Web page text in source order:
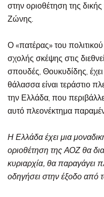
στην οριοθέτηση της
Ζώνης.
Ο «πατέρας» του
σχολής σκέψης στις
σπουδές, Θουκυδίδης,
θάλασσα είναι τεράστιο
την Ελλάδα, που
αυτό πλεονέκτημα
Η Ελλάδα έχει μια
οριοθέτηση της ΑΟΖ θα
κυριαρχία, θα παραγάγει
οδηγήσει στην έξοδο από